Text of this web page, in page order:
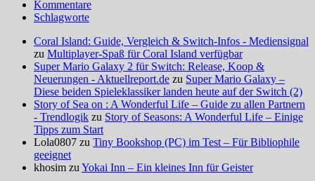
Kommentare
Schlagworte
Coral Island: Guide, Vergleich & Switch-Infos - Mediensignal
zu Multiplayer-Spaß für Coral Island verfügbar
Super Mario Galaxy 2 für Switch: Release, Koop &
Neuerungen - Aktuellreport.de zu Super Mario Galaxy –
Diese beiden Spieleklassiker landen heute auf der Switch (2)
Story of Sea on : A Wonderful Life – Guide zu allen Partnern
- Trendlogik zu Story of Seasons: A Wonderful Life – Einige
Tipps zum Start
Lola0807 zu Tiny Bookshop (PC) im Test – Für Bibliophile
geeignet
khosim zuYokai Inn – Ein kleines Inn für Geister